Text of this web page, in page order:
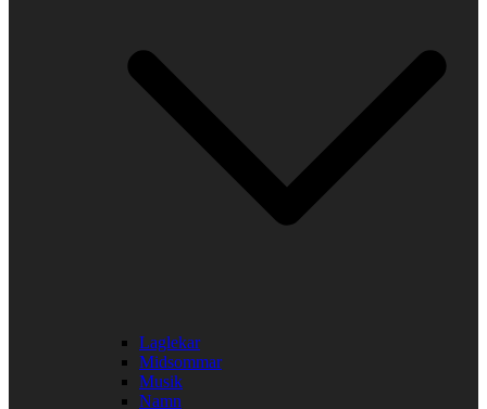
Laglekar
Midsommar
Musik
Namn